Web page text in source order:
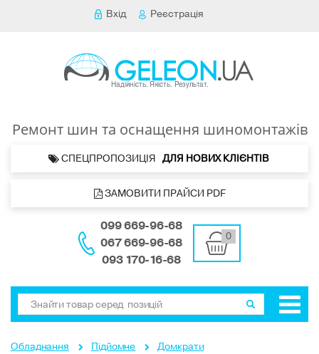
Вхід Реєстрація
Ремонт шин та оснащення шиномонтажів
СПЕЦПРОПОЗИЦІЯ ДЛЯ НОВИХ КЛІЄНТІВ
ЗАМОВИТИ ПРАЙСИ PDF
099 669-96-68
067 669-96-68
093 170-16-68
0
Обладнання Підйомне
Домкрати